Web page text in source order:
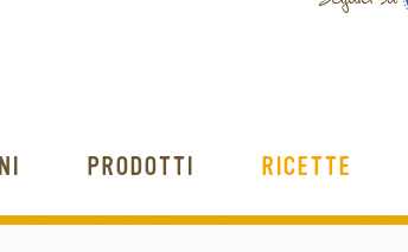
PRODOTTI RICETTE